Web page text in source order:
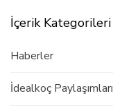
İçerik Kategorileri
Haberler
İdealkoç Paylaşımları